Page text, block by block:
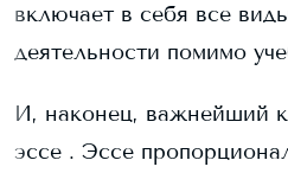
включает в себя все
деятельности помимо
И, наконец, важнейший
эссе . Эссе